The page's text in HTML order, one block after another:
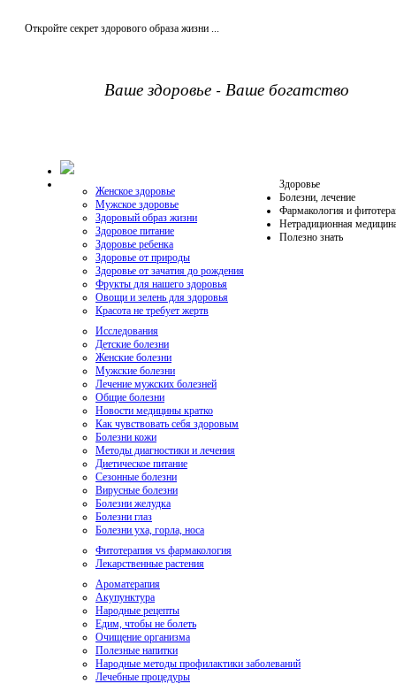
Откройте секрет здорового образа жизни ...
Ваше здоровье - Ваше богатство
Здоровье
Женское здоровье
Мужское здоровье
Здоровый образ жизни
Здоровое питание
Здоровье ребенка
Здоровье от природы
Здоровье от зачатия до рождения
Фрукты для нашего здоровья
Овощи и зелень для здоровья
Красота не требует жертв
Болезни, лечение
Исследования
Детские болезни
Женские болезни
Мужские болезни
Лечение мужских болезней
Общие болезни
Новости медицины кратко
Как чувствовать себя здоровым
Болезни кожи
Методы диагностики и лечения
Диетическое питание
Сезонные болезни
Вирусные болезни
Болезни желудка
Болезни глаз
Болезни уха, горла, носа
Фармакология и
Фитотерапия vs фармакология
Лекарственные растения
Нетрадиционная
Ароматерапия
Акупунктура
Народные рецепты
Едим, чтобы не болеть
Очищение организма
Полезные напитки
Народные методы профилактики заболеваний
Лечебные процедуры
Полезно знать